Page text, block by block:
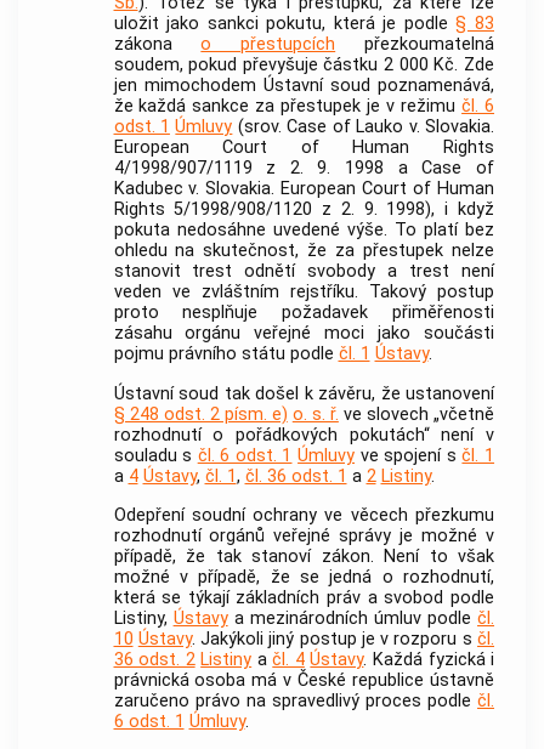
uložit jako sankci pokutu, která je podle§ 83
zákonao přestupcích přezkoumatelná
soudem, pokud převyšuje částku 2 000 Kč. Zde
jen mimochodem Ústavní soud poznamenává,
že každá sankce za přestupek je v režimučl. 6
odst. 1 Úmluvy (srov. Case of Lauko v. Slovakia.
European Court of Human Rights
4/1998/907/1119 z 2. 9. 1998 a Case of
Kadubec v. Slovakia. European Court of Human
Rights 5/1998/908/1120 z 2. 9. 1998), i když
pokuta nedosáhne uvedené výše. To platí bez
ohledu na skutečnost, že zapřestupek nelze
stanovit trest odnětí svobody a trest není
veden ve zvláštním rejstříku. Takový postup
proto nesplňuje požadavek přiměřenosti
zásahu orgánu veřejné moci jako součásti
pojmu právního státu podle čl. 1 Ústavy.
Ústavní soud tak došel k závěru, že ustanovení
§ 248 odst. 2 písm. e) o. s. ř. ve slovech „včetně
rozhodnutí o pořádkových pokutách“ není v
souladu s čl. 6 odst. 1 Úmluvy ve spojení sčl. 1
a 4 Ústavy, čl. 1, čl. 36 odst. 1 a 2 Listiny.
Odepření soudní ochrany ve věcech přezkumu
rozhodnutí orgánů veřejné správy je možné v
případě, že tak stanoví zákon. Není to však
možné v případě, že se jedná o rozhodnutí,
která se týkají základních práv a svobod podle
Listiny, Ústavya mezinárodních úmluv podlečl.
10 Ústavy. Jakýkoli jiný postup je v rozporu sčl.
36 odst. 2 Listiny ačl. 4 Ústavy. Každá fyzická i
právnická osoba má v České republice ústavně
zaručeno právo na spravedlivý proces podle čl.
6 odst. 1 Úmluvy.